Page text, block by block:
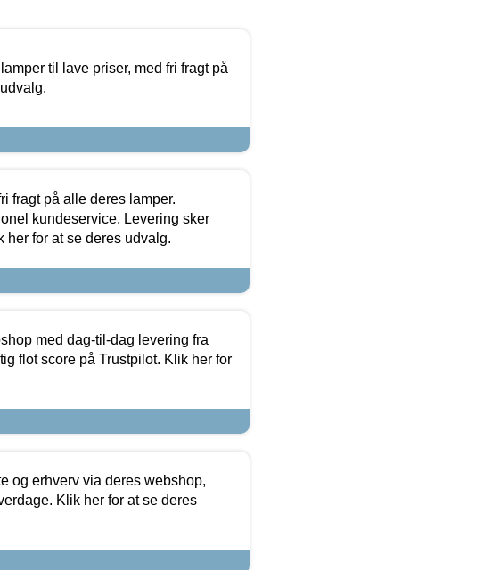
til lave priser, med fri fragt på
fragt på alle deres lamper.
kundeservice. Levering sker
her for at se deres udvalg.
med dag-til-dag levering fra
flot score på Trustpilot. Klik her for
og erhverv via deres webshop,
Klik her for at se deres